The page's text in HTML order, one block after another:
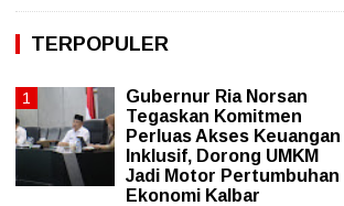
TERPOPULER
Gubernur Ria Norsan
Tegaskan Komitmen
Perluas Akses Keuangan
Inklusif, Dorong UMKM
Jadi Motor Pertumbuhan
Ekonomi Kalbar